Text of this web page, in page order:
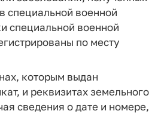
специальной военной
специальной военной
по месту
которым выдан
и реквизитах земельного
сведения о дате и номере,